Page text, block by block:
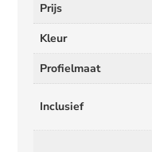
Prijs
Kleur
Profielmaat
Inclusief